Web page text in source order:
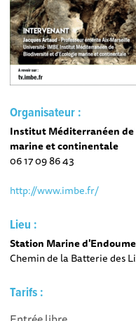
Organisateur :
Institut Méditerranéen
marine et continentale
06 17 09 86 43
http://www.imbe.fr/
Lieu :
Station Marine d'Endoume
Chemin de la Batterie des
Tarifs :